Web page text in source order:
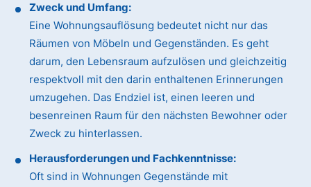
Zweck und Umfang:
Eine Wohnungsauflösung bedeutet nicht nur das
Räumen von Möbeln und Gegenständen. Es geht
darum, den Lebensraum aufzulösen und gleichzeitig
respektvoll mit den darin enthaltenen Erinnerungen
umzugehen. Das Endziel ist, einen leeren und
besenreinen Raum für den nächsten Bewohner oder
Zweck zu hinterlassen.
Herausforderungen und Fachkenntnisse:
Oft sind in Wohnungen Gegenstände mit